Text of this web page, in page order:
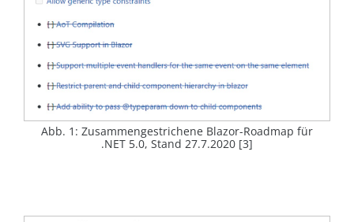
Abb. 1: Zusammengestrichene Blazor-Roadmap für
.NET 5.0, Stand 27.7.2020 [3]